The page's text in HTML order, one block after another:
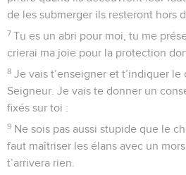
23
J’étais troublé, au point de dire :
quand je t’appelais à mon secours.
veille sur ceux qui croient en lui.
rend largement la monnaie de leur
et reprenez courage.
© Société biblique française – Bibli’O, 1997,